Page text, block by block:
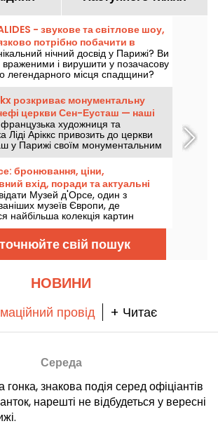
- звукове та світлове шоу,
потрібно побачити в
нічний досвід у Парижі? Ви
враженими і вирушити у позачасову
легендарного місця спадщини?
відкрийте для себе AURA
звукове та світлове шоу в
Домі Інвалідів з настанням ночі.
дійство в самому серці Дому, яке
як молодим, так і старим.
розкриває монументальну
церкви Сен-Еусташ — наші
французька художниця та
Ліді Аріккс привозить до церкви
у Парижі своїм монументальним
Souffle». Запрошуємо з 10 липня по
2026 року, щоб полюбуватися
що висить на 7 метрах над
прольотом нефи храму.
бронювання, ціни,
вхід, поради та актуальні
Музей д'Орсе, один з
музеїв Європи, де
найбільша колекція картин
у світі? У нас є всі необхідні
роботи, які варто відкрити
які проходять зараз, а
та безкоштовний вхід, який ви
умовах.
свій пошук
НОВИНИ
провід + Читає
Середа
гонка, знакова подія серед офіціантів
нарешті не відбудеться у вересні